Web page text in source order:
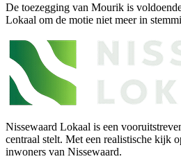
De toezegging van Mourik is
Lokaal om de motie niet meer in
Nissewaard Lokaal is een
centraal stelt. Met een realistische kijk
inwoners van Nissewaard.